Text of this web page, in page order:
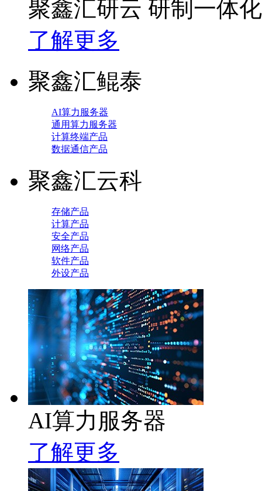
聚鑫汇研云 研制一体
了解更多
聚鑫汇鲲泰
AI算力服务器
通用算力服务器
计算终端产品
数据通信产品
聚鑫汇云科
存储产品
计算产品
安全产品
网络产品
软件产品
外设产品
AI算力服务器
了解更多